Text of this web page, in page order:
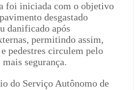
foi iniciada com o objetivo
desgastado
danificado após
permitindo assim,
pedestres circulem pelo
segurança.
do Serviço Autônomo de